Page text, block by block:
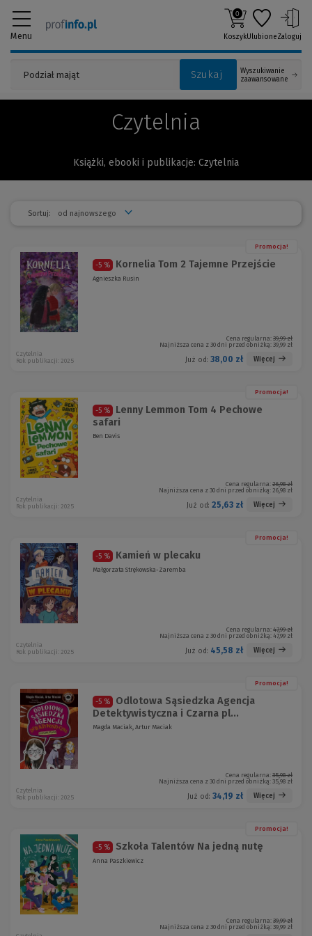
Menu
Szukaj
Wyszukiwanie
zaawansowane
0
KoszykUlubioneZaloguj
Czytelnia
Książki, ebooki i publikacje: Czytelnia
Sortuj:
Promocja!
-5 % Kornelia Tom 2 Tajemne Przejście
Agnieszka Rusin
Cena regularna: 39,99 zł
Najniższa cena z 30 dni przed obniżką: 39,99 zł
Już od: 38,00 zł Więcej
Czytelnia
Rok publikacji: 2025
Promocja!
-5 %
Lenny Lemmon Tom 4 Pechowe
safari
Ben Davis
Cena regularna: 26,98 zł
Najniższa cena z 30 dni przed obniżką: 26,98 zł
Już od: 25,63 zł Więcej
Czytelnia
Rok publikacji: 2025
Promocja!
-5 % Kamień w plecaku
Małgorzata Strękowska-Zaremba
Cena regularna: 47,99 zł
Najniższa cena z 30 dni przed obniżką: 47,99 zł
Już od: 45,58 zł Więcej
Czytelnia
Rok publikacji: 2025
Promocja!
-5 %
Odlotowa Sąsiedzka Agencja
Detektywistyczna i Czarna pl...
Magda Maciak, Artur Maciak
Cena regularna: 35,98 zł
Najniższa cena z 30 dni przed obniżką: 35,98 zł
Już od: 34,19 zł Więcej
Czytelnia
Rok publikacji: 2025
Promocja!
-5 % Szkoła Talentów Na jedną nutę
Anna Paszkiewicz
Cena regularna: 39,99 zł
Najniższa cena z 30 dni przed obniżką: 39,99 zł